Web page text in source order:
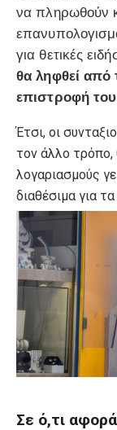
να πληρωθούν
για θετικές
θα ληφθεί από
επιστροφή
Έτσι, οι
τον άλλο
λογαριασμούς
διαθέσιμα για
Σε ό,τι